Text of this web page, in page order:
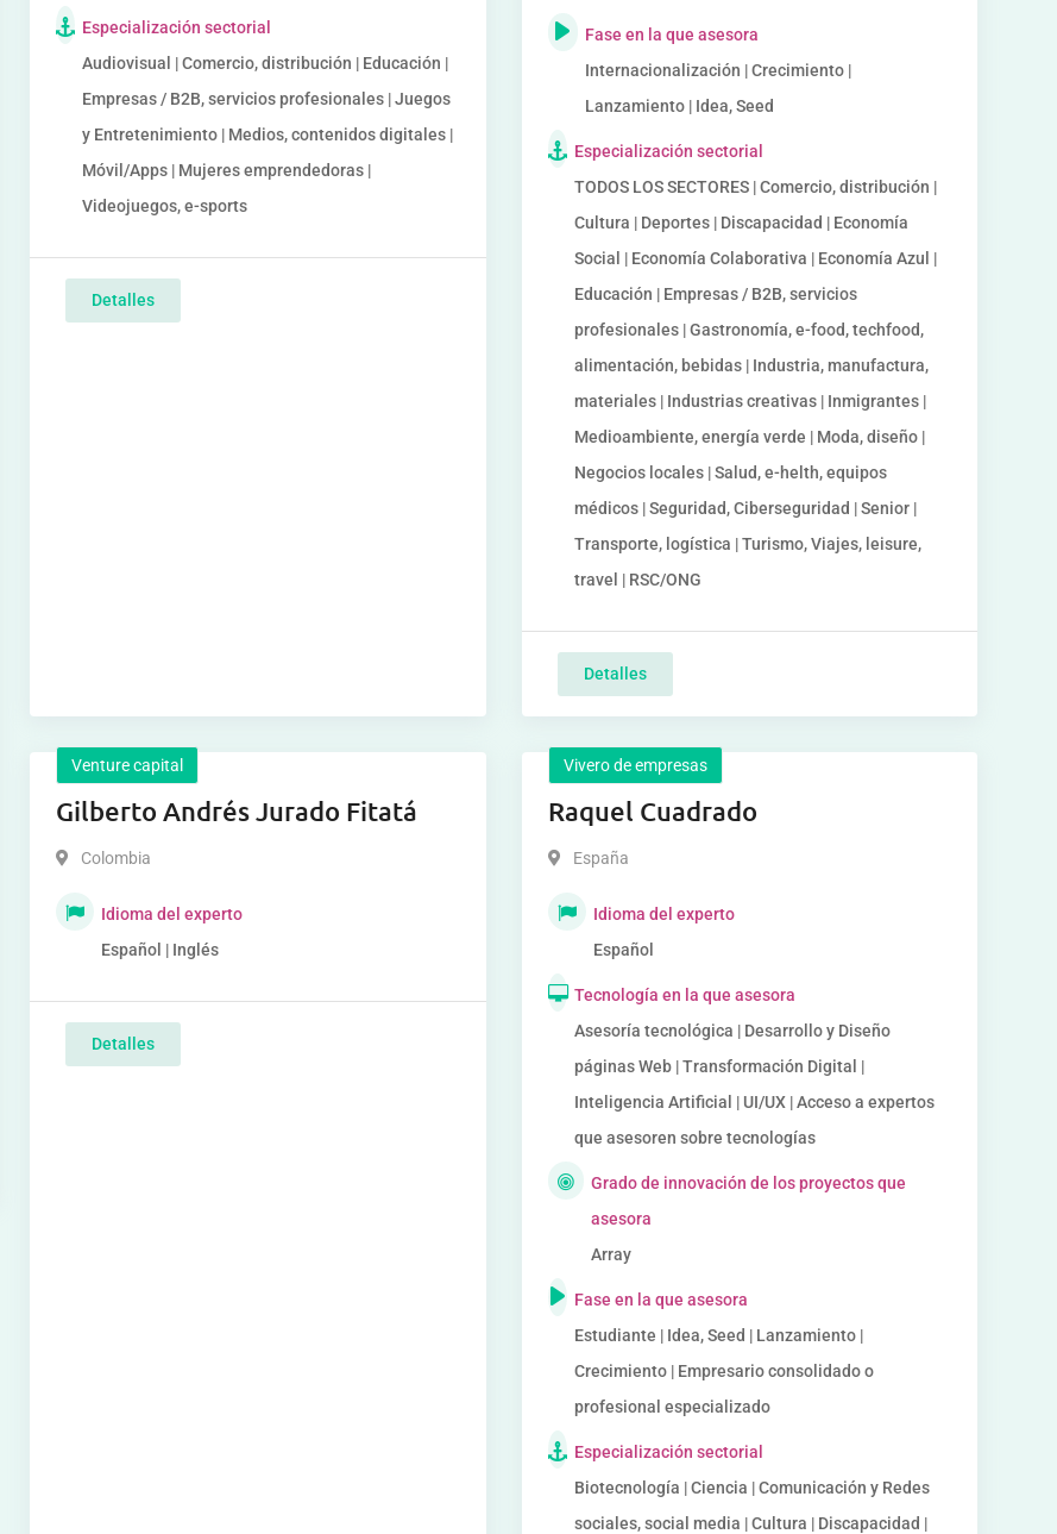
Especialización sectorial
Audiovisual | Comercio, distribución | Educación |
Empresas / B2B, servicios profesionales | Juegos
y Entretenimiento | Medios, contenidos digitales |
Móvil/Apps | Mujeres emprendedoras |
Videojuegos, e-sports
Detalles
Fase en la que asesora
Internacionalización | Crecimiento |
Lanzamiento | Idea, Seed
Especialización sectorial
TODOS LOS SECTORES | Comercio, distribución |
Cultura | Deportes | Discapacidad | Economía
Social | Economía Colaborativa | Economía Azul |
Educación | Empresas / B2B, servicios
profesionales | Gastronomía, e-food, techfood,
alimentación, bebidas | Industria, manufactura,
materiales | Industrias creativas | Inmigrantes |
Medioambiente, energía verde | Moda, diseño |
Negocios locales | Salud, e-helth, equipos
médicos | Seguridad, Ciberseguridad | Senior |
Transporte, logística | Turismo, Viajes, leisure,
travel | RSC/ONG
Detalles
Venture capital
Gilberto Andrés Jurado Fitatá
Colombia
Idioma del experto
Español | Inglés
Detalles
Vivero de empresas
Raquel Cuadrado
España
Idioma del experto
Español
Tecnología en la que asesora
Asesoría tecnológica | Desarrollo y Diseño
páginas Web | Transformación Digital |
Inteligencia Artificial | UI/UX | Acceso a expertos
que asesoren sobre tecnologías
Grado de innovación de los proyectos que
asesora
Array
Fase en la que asesora
Estudiante | Idea, Seed | Lanzamiento |
Crecimiento | Empresario consolidado o
profesional especializado
Especialización sectorial
Biotecnología | Ciencia | Comunicación y Redes
sociales, social media | Cultura | Discapacidad |